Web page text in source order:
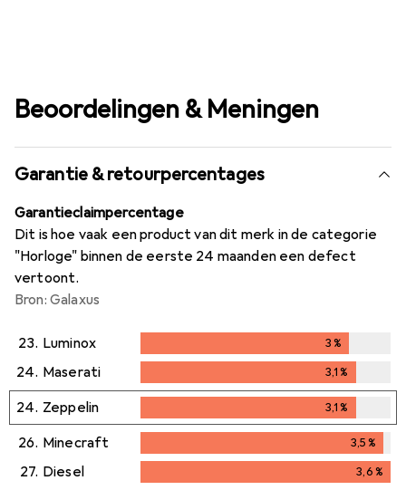
Beoordelingen & Meningen
Garantie & retourpercentages
Garantieclaimpercentage
Dit is hoe vaak een product van dit merk in de categorie
"Horloge" binnen de eerste 24 maanden een defect
vertoont.
Bron: Galaxus
23. Luminox 3%
24. Maserati 3,1%
3,1%
24. Zeppelin 3,1%
3,1%
26. Minecraft 3,5%
3,5%
27. Diesel 3,6%